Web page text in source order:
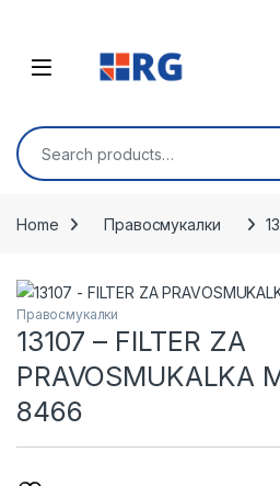
Open
Search for:
Home Правосмукалки
Правосмукалки
13107 – FILTER ZA
PRAVOSMUKALKA
8466